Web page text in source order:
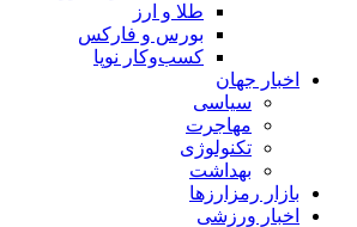
طلا و ارز
بورس و فارکس
کسب‌وکار نوپا
اخبار جهان
سیاسی
مهاجرت
تکنولوژی
بهداشت
بازار رمزارزها
اخبار ورزشی